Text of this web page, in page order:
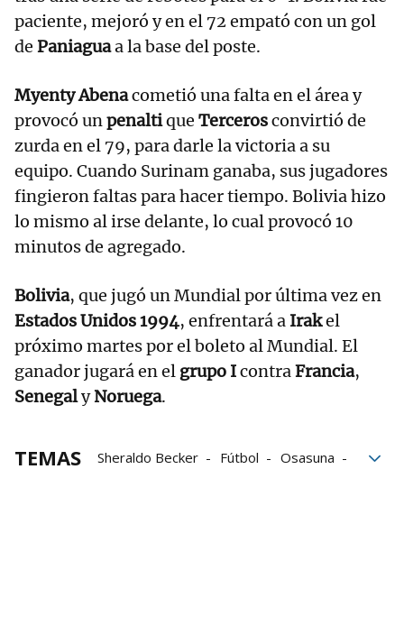
paciente, mejoró y en el 72 empató con un gol
de Paniaguaa la base del poste.
Myenty Abenacometió una falta en el área y
provocó unpenaltique Tercerosconvirtió de
zurda en el 79, para darle la victoria a su
equipo. Cuando Surinam ganaba, sus jugadores
fingieron faltas para hacer tiempo. Bolivia hizo
lo mismo al irse delante, lo cual provocó 10
minutos de agregado.
Bolivia, que jugó un Mundial por última vez en
Estados Unidos 1994, enfrentará a Irakel
próximo martes por el boleto al Mundial. El
ganador jugará en el grupo IcontraFrancia,
SenegalyNoruega.
TEMAS Sheraldo Becker Fútbol
Osasuna